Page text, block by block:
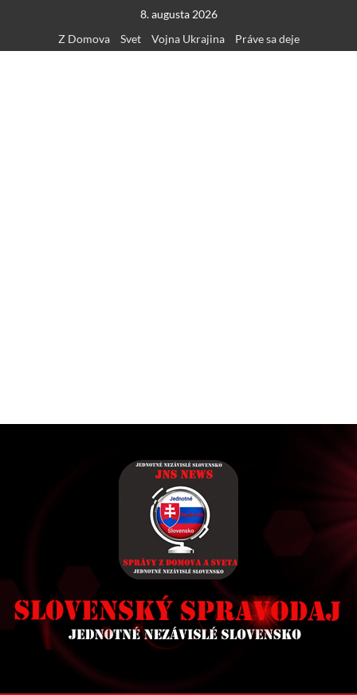
content
8. augusta 2026
Z Domova
Svet Vojna Ukrajina Práve sa deje